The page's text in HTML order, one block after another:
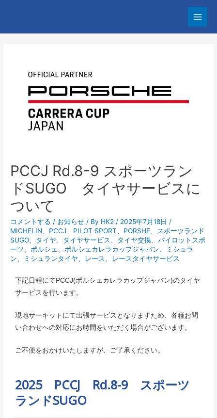
PCCJ Rd.8-9 スポーツラン
ドSUGO タイヤサービスに
ついて
コメントする / お知らせ / By HK2 / 2025年7月18日 /
MICHELIN
PCCJ PILOT SPORT PORSHE
スポーツランド
SUGO
タイヤ タイヤサービス タイヤ交換 、パイロットスポ
ーツ
ポルシェ ポルシェカレラカップジャパン
ミシュラ
ン
ミシュランタイヤ レース レースタイヤサービス
下記日程にてPCCJ(ポルシェカレラカップジャパン)のタイヤ
サービスを行います。
現地サーキットにて出張サービスとなりますため、各種お問
い合わせへの対応にお時間をいただく場合がございます。
ご不便をおかけいたしますが、ご了承ください。
2025 PCCJ Rd.8-9 スポーツ
ランドSUGO